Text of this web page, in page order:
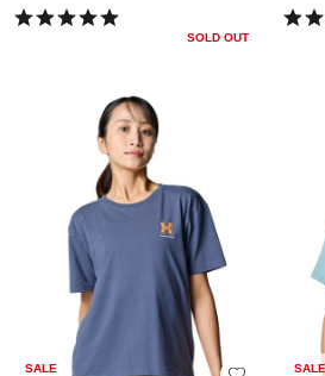
SOLD OUT
SALE SALE